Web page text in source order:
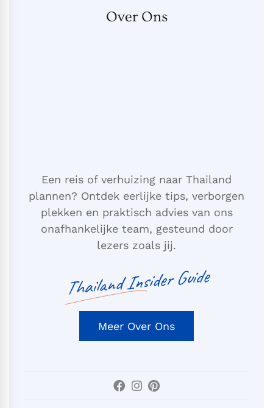
Over Ons
Een reis of verhuizing naar Thailand
plannen? Ontdek eerlijke tips, verborgen
plekken en praktisch advies van ons
onafhankelijke team, gesteund door
lezers zoals jij.
Thailand Insider Guide
Meer Over Ons